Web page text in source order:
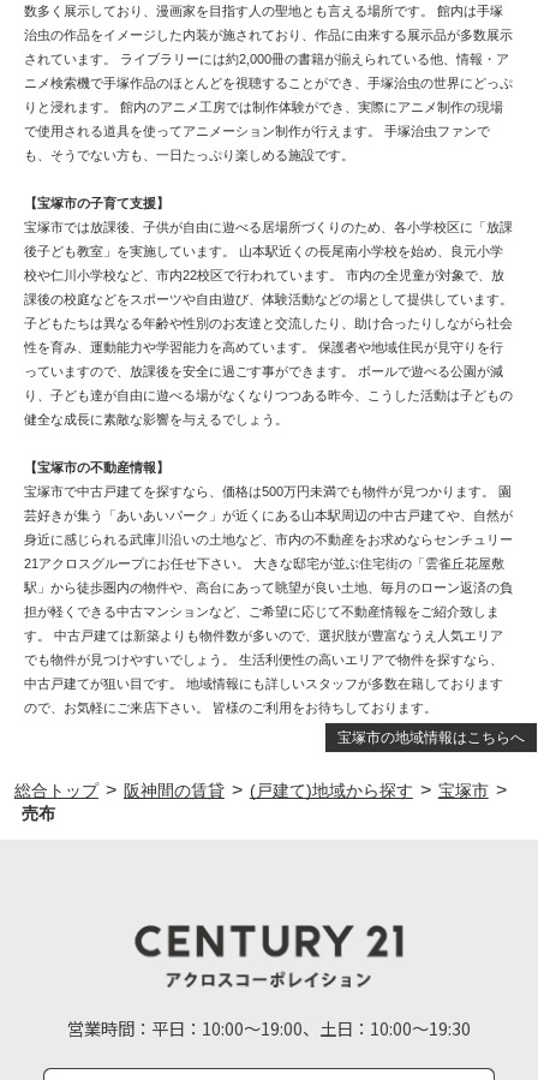
宝塚市の地域情報はこちらへ
数多く展示しており、漫画家を目指す人の聖地とも言える場所です。 館内は手塚
治虫の作品をイメージした内装が施されており、作品に由来する展示品が多数展示
されています。 ライブラリーには約2,000冊の書籍が揃えられている他、情報・ア
ニメ検索機で手塚作品のほとんどを視聴することができ、手塚治虫の世界にどっぷ
りと浸れます。 館内のアニメ工房では制作体験ができ、実際にアニメ制作の現場
で使用される道具を使ってアニメーション制作が行えます。 手塚治虫ファンで
も、そうでない方も、一日たっぷり楽しめる施設です。
【宝塚市の子育て支援】
宝塚市では放課後、子供が自由に遊べる居場所づくりのため、各小学校区に「放課
後子ども教室」を実施しています。 山本駅近くの長尾南小学校を始め、良元小学
校や仁川小学校など、市内22校区で行われています。 市内の全児童が対象で、放
課後の校庭などをスポーツや自由遊び、体験活動などの場として提供しています。
子どもたちは異なる年齢や性別のお友達と交流したり、助け合ったりしながら社会
性を育み、運動能力や学習能力を高めています。 保護者や地域住民が見守りを行
っていますので、放課後を安全に過ごす事ができます。 ボールで遊べる公園が減
り、子ども達が自由に遊べる場がなくなりつつある昨今、こうした活動は子どもの
健全な成長に素敵な影響を与えるでしょう。
【宝塚市の不動産情報】
宝塚市で中古戸建てを探すなら、価格は500万円未満でも物件が見つかります。 園
芸好きが集う「あいあいパーク」が近くにある山本駅周辺の中古戸建てや、自然が
身近に感じられる武庫川沿いの土地など、市内の不動産をお求めならセンチュリー
21アクロスグループにお任せ下さい。 大きな邸宅が並ぶ住宅街の「雲雀丘花屋敷
駅」から徒歩圏内の物件や、高台にあって眺望が良い土地、毎月のローン返済の負
担が軽くできる中古マンションなど、ご希望に応じて不動産情報をご紹介致しま
す。 中古戸建ては新築よりも物件数が多いので、選択肢が豊富なうえ人気エリア
でも物件が見つけやすいでしょう。 生活利便性の高いエリアで物件を探すなら、
中古戸建てが狙い目です。 地域情報にも詳しいスタッフが多数在籍しております
ので、お気軽にご来店下さい。 皆様のご利用をお待ちしております。
総合トップ > 阪神間の賃貸 > (戸建て)地域から探す > 宝塚市 >
売布
営業時間： 平日：10:00～19:00、土日：10:00～19:30